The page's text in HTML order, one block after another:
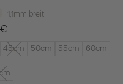
1,1mm breit
45cm 50cm 55cm 60cm